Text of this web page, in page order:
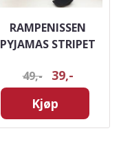
RAMPENISSEN
PYJAMAS STRIPET
49,-
39,-
Kjøp